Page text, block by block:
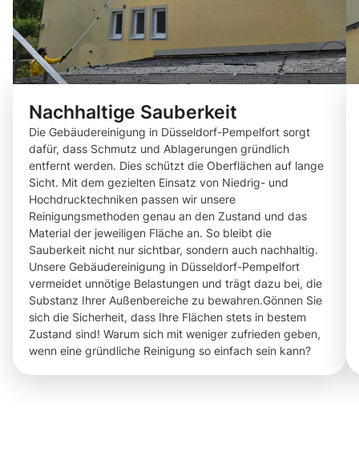
Nachhaltige Sauberkeit
Die Gebäudereinigung in Düsseldorf-Pempelfort sorgt
dafür, dass Schmutz und Ablagerungen gründlich
entfernt werden. Dies schützt die Oberflächen auf lange
Sicht. Mit dem gezielten Einsatz von Niedrig- und
Hochdrucktechniken passen wir unsere
Reinigungsmethoden genau an den Zustand und das
Material der jeweiligen Fläche an. So bleibt die
Sauberkeit nicht nur sichtbar, sondern auch nachhaltig.
Unsere Gebäudereinigung in Düsseldorf-Pempelfort
vermeidet unnötige Belastungen und trägt dazu bei, die
Substanz Ihrer Außenbereiche zu bewahren.Gönnen Sie
sich die Sicherheit, dass Ihre Flächen stets in bestem
Zustand sind! Warum sich mit weniger zufrieden geben,
wenn eine gründliche Reinigung so einfach sein kann?